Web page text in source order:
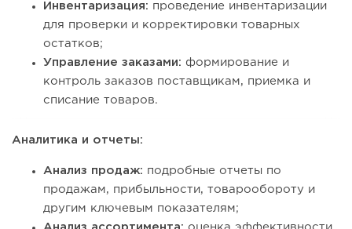
Инвентаризация: проведение инвентаризации
для проверки и корректировки товарных
остатков;
Управление заказами: формирование и
контроль заказов поставщикам, приемка и
списание товаров.
Аналитика и отчеты:
Анализ продаж: подробные отчеты по
продажам, прибыльности, товарообороту и
другим ключевым показателям;